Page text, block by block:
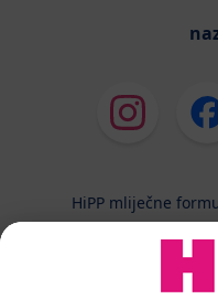
HiPP mliječne